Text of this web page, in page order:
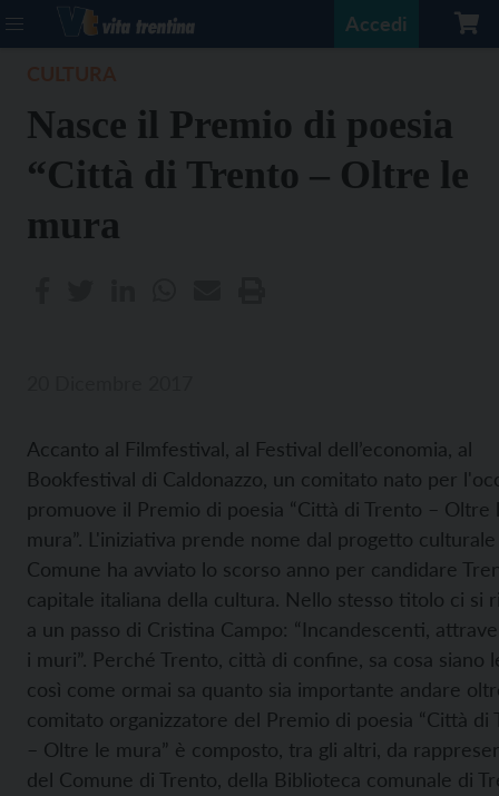
Accedi
Nasce il Premio di poesia
“Città di Trento – Oltre le
mura
Accanto al Filmfestival, al Festival dell’economia, al
Bookfestival di Caldonazzo, un comitato nato per
promuove il Premio di poesia “Città di Trento – Oltre
mura”. L'iniziativa prende nome dal progetto
Comune ha avviato lo scorso anno per candidare
capitale italiana della cultura. Nello stesso titolo ci si
a un passo di Cristina Campo: “Incandescenti,
i muri”. Perché Trento, città di confine, sa cosa siano
così come ormai sa quanto sia importante andare
comitato organizzatore del Premio di poesia “Città di
– Oltre le mura” è composto, tra gli altri, da
del Comune di Trento, della Biblioteca comunale di